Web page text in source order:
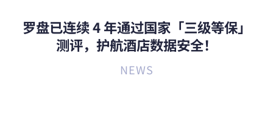
罗盘已连续 4 年通过国家「三级等保」
测评，护航酒店数据安全！
NEWS